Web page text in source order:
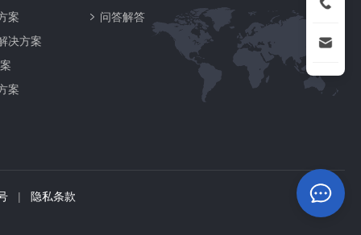
案
决方案
案
问答解答
| 隐私条款